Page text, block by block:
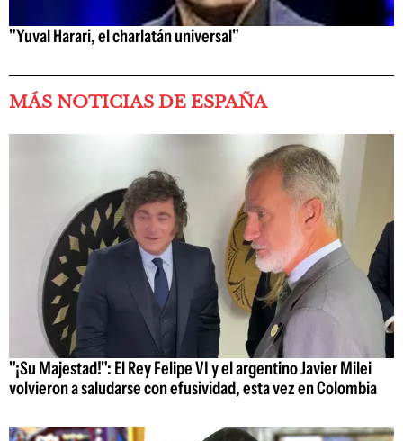
"Yuval Harari, el charlatán universal"
MÁS NOTICIAS DE ESPAÑA
"¡Su Majestad!": El Rey Felipe VI y el argentino Javier Milei
volvieron a saludarse con efusividad, esta vez en Colombia